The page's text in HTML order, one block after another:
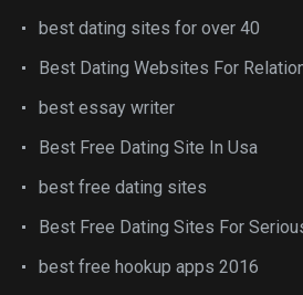
best dating sites for over 40
Best Dating Websites For
best essay writer
Best Free Dating Site In Usa
best free dating sites
Best Free Dating Sites For
best free hookup apps 2016